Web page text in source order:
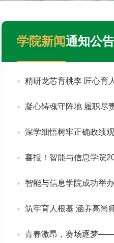
喜报！智能与信息学院2026年
学院新闻通知公告
精研龙芯育桃李 匠心育
凝心铸魂守阵地 履职尽
深学细悟树牢正确政绩
喜报！智能与信息学院
智能与信息学院成功举
筑牢育人根基 涵养高
青春激昂，赛场逐梦——